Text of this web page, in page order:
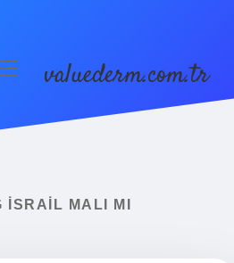
valuederm.com.tr
İSRAIL MALI MI